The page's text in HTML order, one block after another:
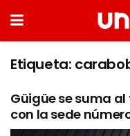
Etiqueta:
Güigüe se suma
con la sede